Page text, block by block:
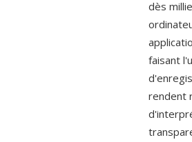
dès
faisant
rendent